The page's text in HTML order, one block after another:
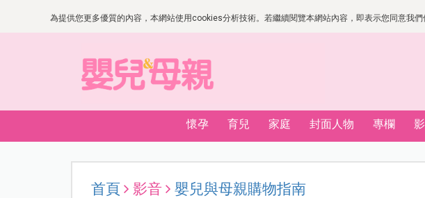
為提供您更多優質的內容，本網站使用cookies分析技術。若繼續閱覽本網站內容，即表示您同意我
懷孕 育兒 家庭 封面人物 專欄
首頁 影音 嬰兒與母親購物指南